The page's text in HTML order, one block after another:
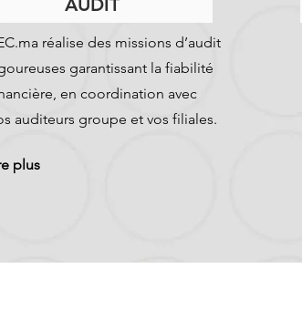
réalise des missions d’audit
garantissant la fiabilité
en coordination avec
auditeurs groupe et vos filiales.
plus
AUDIT